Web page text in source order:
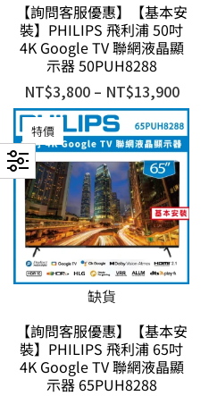
【詢問客服優惠】【基本安
裝】PHILIPS 飛利浦 50吋
4K Google TV 聯網液晶顯
示器 50PUH8288
NT$3,800 – NT$13,900
特價
缺貨
【詢問客服優惠】【基本安
裝】PHILIPS 飛利浦 65吋
4K Google TV 聯網液晶顯
示器 65PUH8288